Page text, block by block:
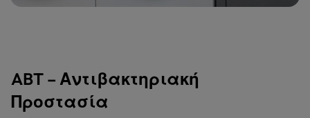
ABT – Αντιβακτηριακή
Προστασία